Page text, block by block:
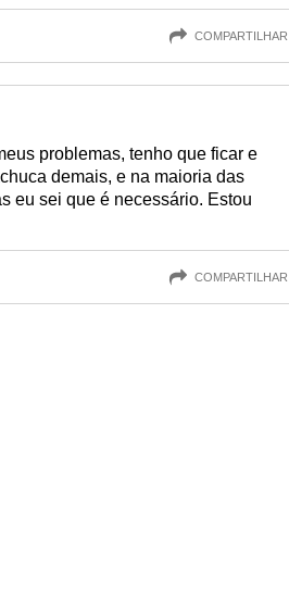
COMPARTILHAR
problemas, tenho que ficar e
demais, e na maioria das
eu sei que é necessário. Estou
COMPARTILHAR